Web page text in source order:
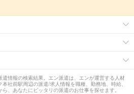
情報の検索結果。エン派遣は、エンが運営する人材
社前駅周辺の派遣/求人情報を職種、勤務地、時給、
、あなたにピッタリの派遣のお仕事を探せます。